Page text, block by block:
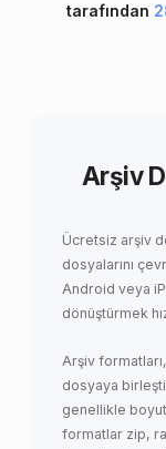
tarafından
Arşiv
Ücretsiz arşiv
dosyalarını
Android veya
dönüştürmek
Arşiv
dosyaya
genellikle
formatlar zip,